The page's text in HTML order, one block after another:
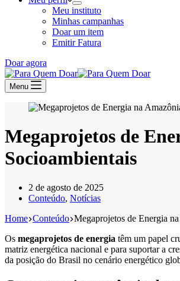
Meu instituto
Minhas campanhas
Doar um item
Emitir Fatura
Doar agora
Menu
Megaprojetos de
Socioambientais
2 de agosto de 2025
Conteúdo, Notícias
Home Conteúdo Megaprojetos de Energia
Os megaprojetos de energia têm um papel
matriz energética nacional e para suportar a
da posição do Brasil no cenário energético